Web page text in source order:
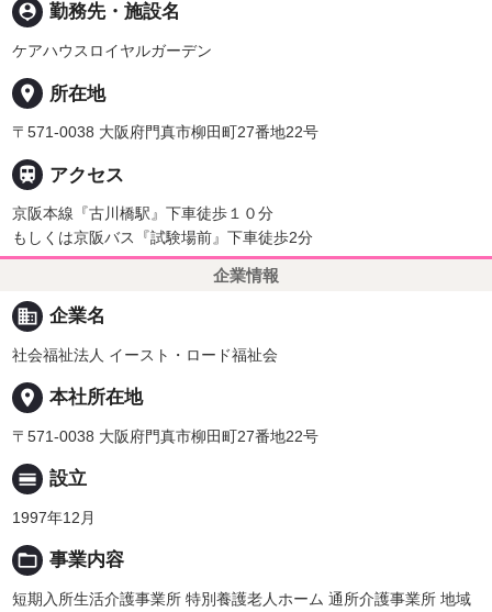
person_pin 勤務先・施設名
ケアハウスロイヤルガーデン
place 所在地
〒571-0038 大阪府門真市柳田町27番地22号
 アクセス
京阪本線『古川橋駅』下車徒歩１０分
もしくは京阪バス『試験場前』下車徒歩2分
企業情報
business 企業名
社会福祉法人 イースト・ロード福祉会
place 本社所在地
〒571-0038 大阪府門真市柳田町27番地22号
calendar_view_day 設立
1997年12月
folder_open 事業内容
短期入所生活介護事業所 特別養護老人ホーム 通所介護事業所 地域